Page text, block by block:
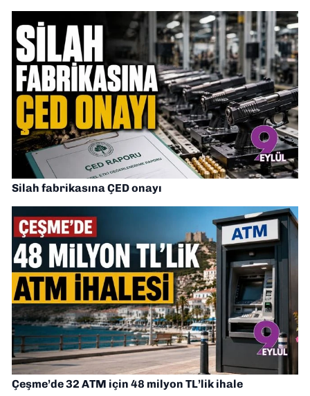
Silah fabrikasına ÇED onayı
Çeşme’de 32 ATM için 48 milyon TL’lik ihale